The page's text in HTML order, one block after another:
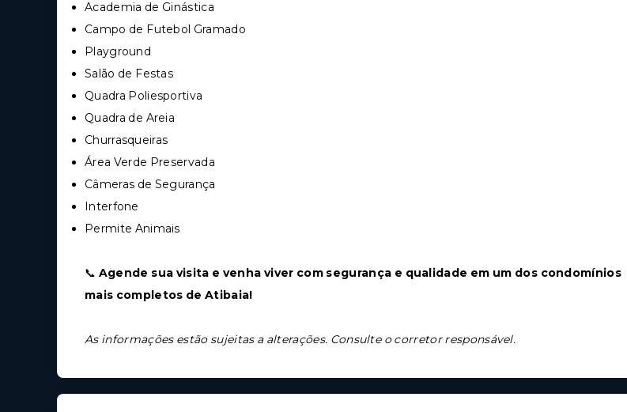
Academia de Ginástica
Campo de Futebol Gramado
Playground
Salão de Festas
Quadra Poliesportiva
Quadra de Areia
Churrasqueiras
Área Verde Preservada
Câmeras de Segurança
Interfone
Permite Animais
📞 Agende sua visita e venha viver com segurança e qualidade em um dos condomínios
mais completos de Atibaia!
As informações estão sujeitas a alterações. Consulte o corretor responsável.